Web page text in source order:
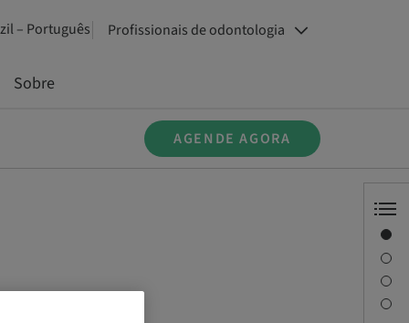
– Português Profissionais de odontologia
Sobre
AGENDE AGORA